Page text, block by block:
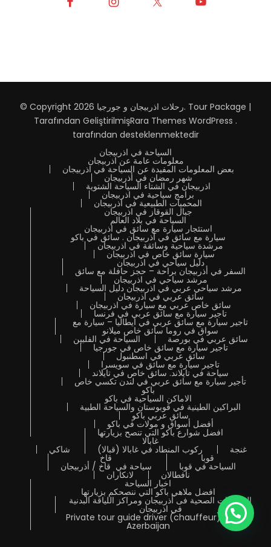
© Copyright 2026 رحلات اذربيجان و جورجيا. Tour Package |
Tarafından GeliştirilmişRara Themes WordPress .
tarafından desteklenmektedir
السياحة في اذربيجان
معلومات عامة عن اذربيجان
بعض المعلومات المفيدة عن السياحة في اذربيجان
شهر رمضان في أذربيجان
اذربيجان في الشتاء السياحة الشتوية
برامج سياحية في اذربيجان
المحميات الطبيعية في اذربيجان
جبال القوقاز في اذربيجان
السياحة في بلاد العالم
استئجار سيارة مع سائق في اذربيجان
سيارة مع سائق في أذربيجان . سائق في باكو
مرشدة سياحية وسائقة في اذربيجان
سيارة سائق خاص في اذربيجان
دليل سياحي في اذربيجان
السفر في أذربيجان براحة – حجز حافلة مع سائق
مرشد سياحي في اذربيجان
مرشد سياحي عربي في اذربيجان دليل السياحة
سائق عربي في اذربيجان
سائق خاص عربي مع سيارة في اذربيجان
تاجير سيارة مع سائق عربي في فرنسا
تاجير سيارة مع سائق عربي في ايطاليا – سيارة مع
سواق في روما سائق خاص ميلانو
السياحة في الفلبين سائق عربي في بورصة
تاجير سيارة مع سائق خاص في جورجيا
سائق عربي في اسطنبول
تاجير سيارة مع سائق في سويسرا
سياحة في تايلاند. سائق خاص في تايلاند
تأجير سيارة مع سائق عربي في لندن تكسي خاص
باكو
الاماكن السياحية في باكو
البراكين الطينية في قوبوستان والسياحة الطبية
سائق عربي باكو
أفضل أسواق و مولات في باكو
افضل شوارع باكو التي تنصح بزيارتها
شاكي
غابالا
ركوب المنطاد في غابالا (قبالا) غنجة
قاخ
سياحة في قاخ / أذربيجان
قوبا
السياحة في قوبا
لانكاران نافطالان
اخبار السياحة
افضل ملاهي باكو التي ننصحكم بزيارتها
المنتجعات الصحية فى أذربيجان ومراكز اللياقة البدنية
في اذربيجان
Private tour guide driver (chauffeur) in
Azerbaijan